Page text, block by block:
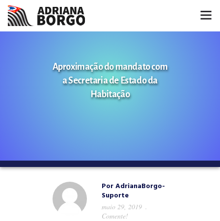
Aproximação do mandato com
a Secretaria de Estado da
Habitação
PorAdrianaBorgo-
Suporte
maio 29, 2019
Comente!